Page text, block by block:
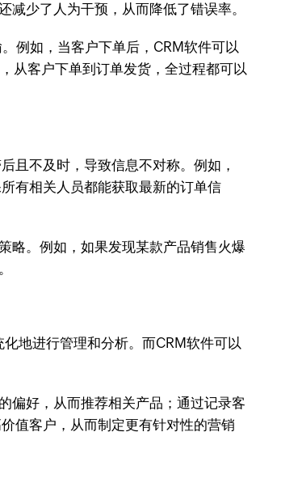
少了人为干预，从而降低了错误率。
例如，当客户下单后，CRM软件可以
从客户下单到订单发货，全过程都可以
且不及时，导致信息不对称。例如，
有相关人员都能获取最新的订单信
略。例如，如果发现某款产品销售火爆
地进行管理和分析。而CRM软件可以
偏好，从而推荐相关产品；通过记录客
值客户，从而制定更有针对性的营销